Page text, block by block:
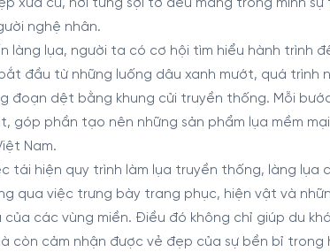
xưa cũ, nơi từng sợi tơ đều mang trong mình sự
nghệ nhân.
làng lụa, người ta có cơ hội tìm hiểu hành trình
đầu từ những luống dâu xanh mướt, quá trình
đoạn dệt bằng khung cửi truyền thống. Mỗi
góp phần tạo nên những sản phẩm lụa mềm
Nam.
tái hiện quy trình làm lụa truyền thống, làng lụa
qua việc trưng bày trang phục, hiện vật và
các vùng miền. Điều đó không chỉ giúp du
còn cảm nhận được vẻ đẹp của sự bền bỉ trong